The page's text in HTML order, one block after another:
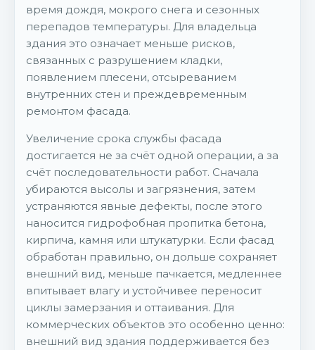
время дождя, мокрого снега и сезонных
перепадов температуры. Для владельца
здания это означает меньше рисков,
связанных с разрушением кладки,
появлением плесени, отсыреванием
внутренних стен и преждевременным
ремонтом фасада.
Увеличение срока службы фасада
достигается не за счёт одной операции, а за
счёт последовательности работ. Сначала
убираются высолы и загрязнения, затем
устраняются явные дефекты, после этого
наносится гидрофобная пропитка бетона,
кирпича, камня или штукатурки. Если фасад
обработан правильно, он дольше сохраняет
внешний вид, меньше пачкается, медленнее
впитывает влагу и устойчивее переносит
циклы замерзания и оттаивания. Для
коммерческих объектов это особенно ценно:
внешний вид здания поддерживается без